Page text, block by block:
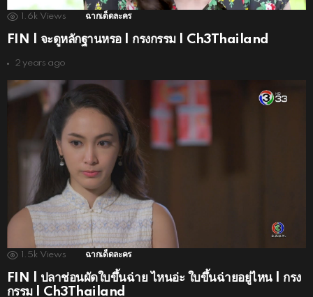
1.6k Views ฉากเด็ดละคร
FIN | จะดูหลักฐานหรอ | กรงกรรม | Ch3Thailand
2 years ago
1.5k Views ฉากเด็ดละคร
FIN | ปลาช่อนผัดใบขึ้นฉ่าย ไหนอ่ะ ใบขึ้นฉ่ายอยู่ไหน | กรง
กรรม | Ch3Thailand